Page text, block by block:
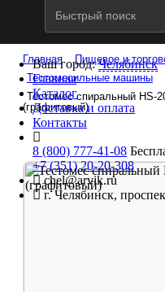
Ваш город:Челябинск
Главная
Каталог
Доставка и оплата
Контакты
8 (800) 777-41-08
+7 (351) 20-20-308
chel@arvik.ru
г. Челябинск,
Главная
Пищевое и
Тестомесильные машины
Тестомес спиральный HS-
(графитовый)